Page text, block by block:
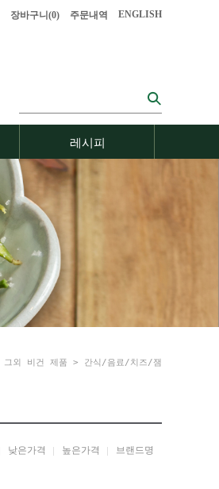
장바구니(0) 주문내역 ENGLISH
레시피
그외 비건 제품 > 간식/음료/치즈/잼
낮은가격 높은가격 브랜드명